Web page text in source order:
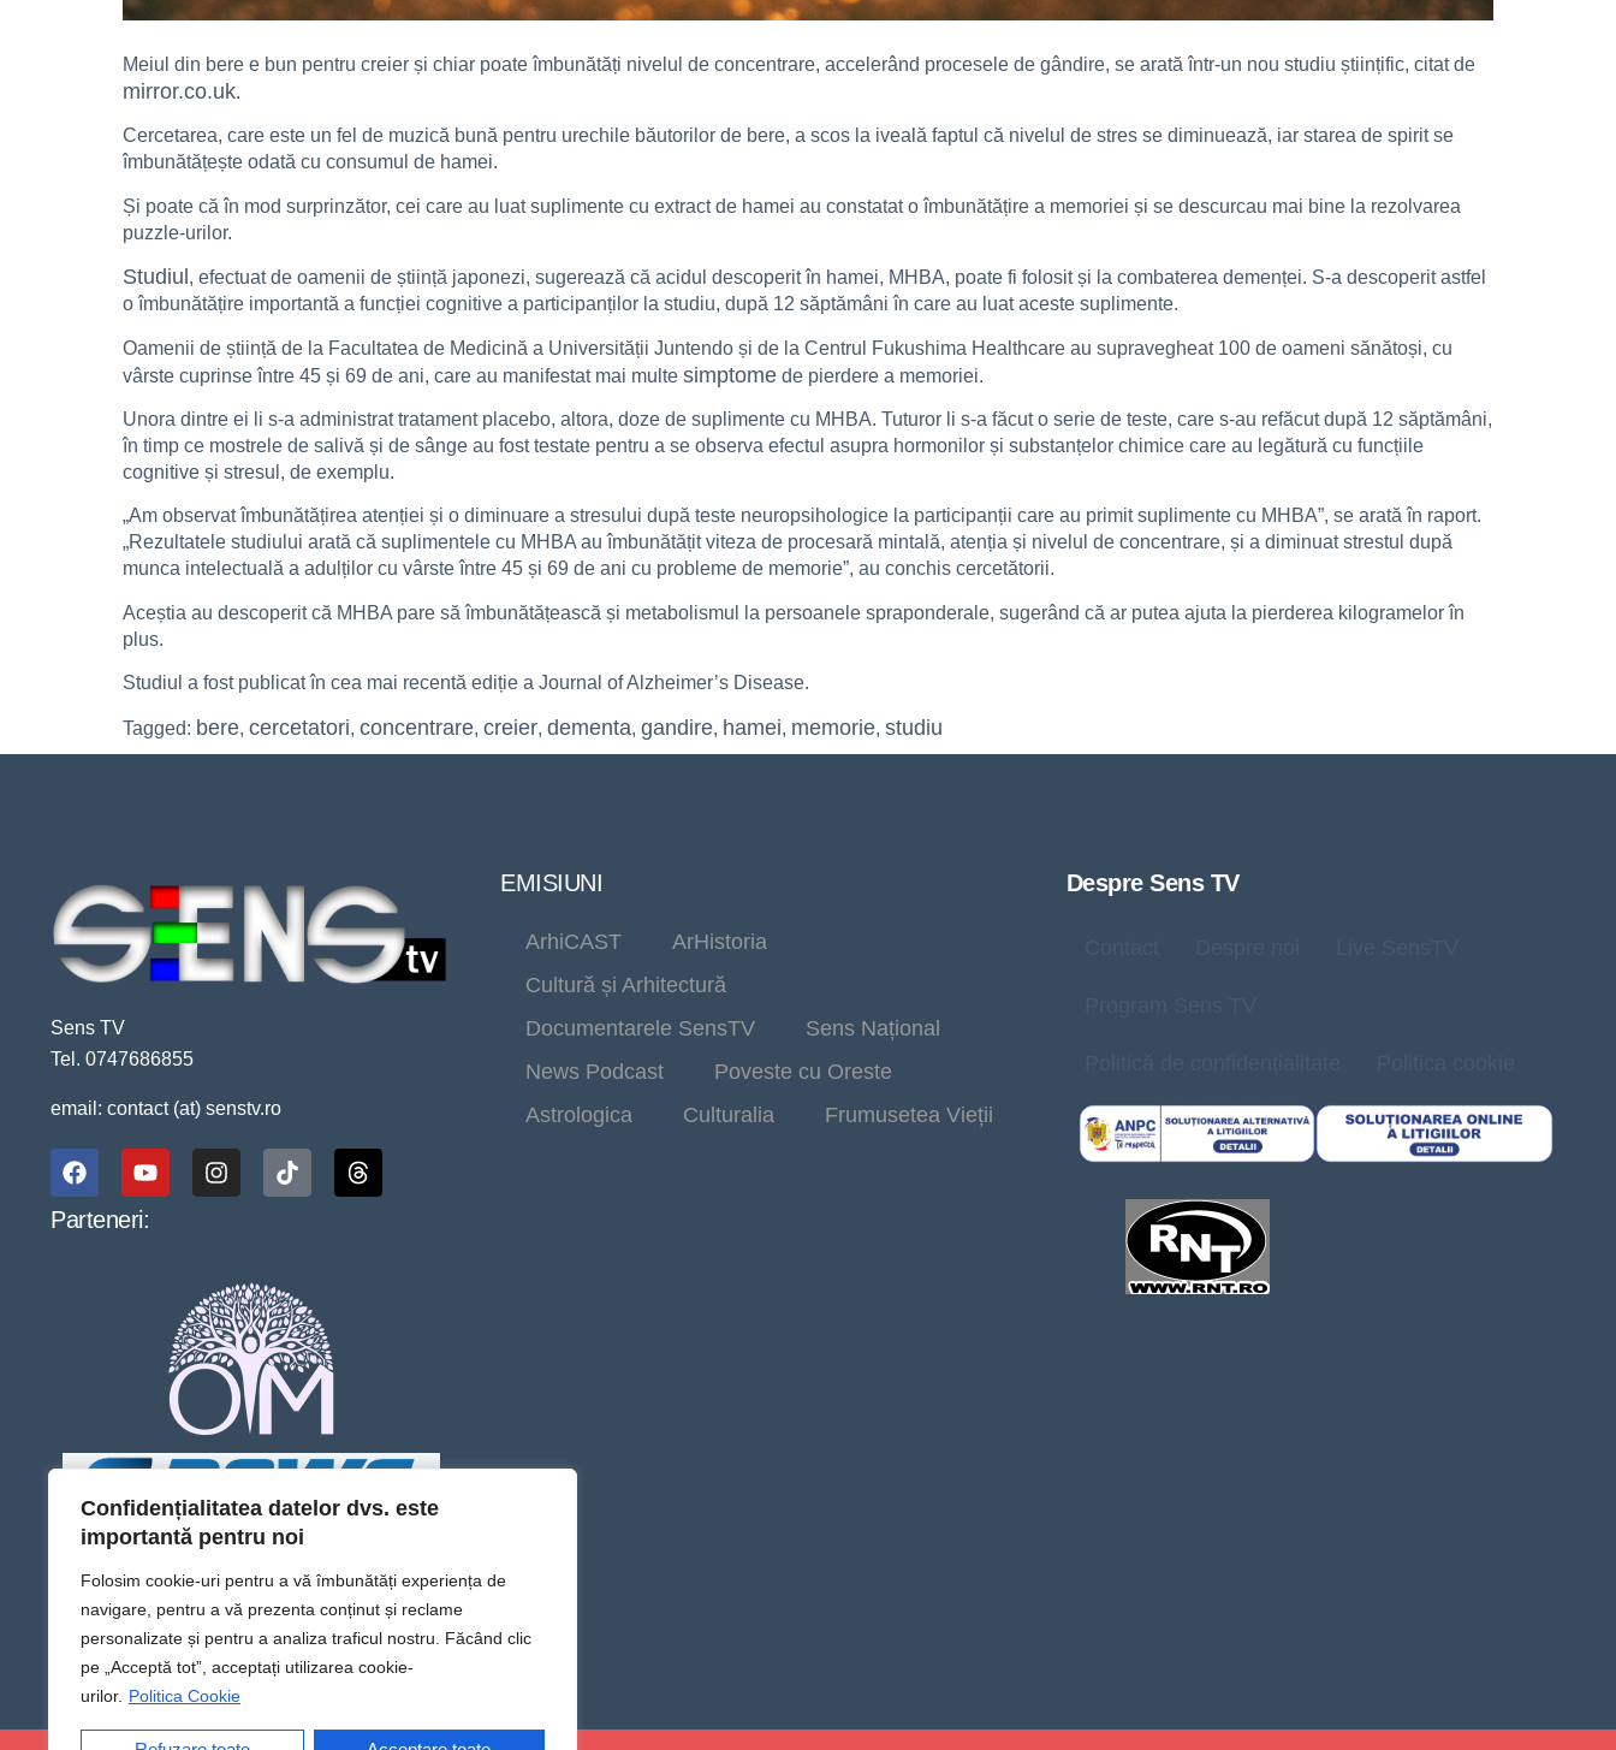
Confidențialitatea datelor dvs. este
importantă pentru noi
Folosim cookie-uri pentru a vă îmbunătăți experiența de
navigare, pentru a vă prezenta conținut și reclame
personalizate și pentru a analiza traficul nostru. Făcând clic
pe „Acceptă tot”, acceptați utilizarea cookie-
urilor. Politica Cookie
Meiul din bere e bun pentru creier și chiar poate îmbunătăți nivelul de concentrare, accelerând procesele de gândire, se arată într-un nou studiu științific, citat de
mirror.co.uk.
Cercetarea, care este un fel de muzică bună pentru urechile băutorilor de bere, a scos la iveală faptul că nivelul de stres se diminuează, iar starea de spirit se
îmbunătățește odată cu consumul de hamei.
Și poate că în mod surprinzător, cei care au luat suplimente cu extract de hamei au constatat o îmbunătățire a memoriei și se descurcau mai bine la rezolvarea
puzzle-urilor.
Studiul , efectuat de oamenii de știință japonezi, sugerează că acidul descoperit în hamei, MHBA, poate fi folosit și la combaterea demenței. S-a descoperit astfel
o îmbunătățire importantă a funcției cognitive a participanților la studiu, după 12 săptămâni în care au luat aceste suplimente.
Oamenii de știință de la Facultatea de Medicină a Universității Juntendo și de la Centrul Fukushima Healthcare au supravegheat 100 de oameni sănătoși, cu
vârste cuprinse între 45 și 69 de ani, care au manifestat mai multe simptome de pierdere a memoriei.
Unora dintre ei li s-a administrat tratament placebo, altora, doze de suplimente cu MHBA. Tuturor li s-a făcut o serie de teste, care s-au refăcut după 12 săptămâni,
în timp ce mostrele de salivă și de sânge au fost testate pentru a se observa efectul asupra hormonilor și substanțelor chimice care au legătură cu funcțiile
cognitive și stresul, de exemplu.
„Am observat îmbunătățirea atenției și o diminuare a stresului după teste neuropsihologice la participanții care au primit suplimente cu MHBA”, se arată în raport.
„Rezultatele studiului arată că suplimentele cu MHBA au îmbunătățit viteza de procesară mintală, atenția și nivelul de concentrare, și a diminuat strestul după
munca intelectuală a adulților cu vârste între 45 și 69 de ani cu probleme de memorie”, au conchis cercetătorii.
Aceștia au descoperit că MHBA pare să îmbunătățească și metabolismul la persoanele spraponderale, sugerând că ar putea ajuta la pierderea kilogramelor în
plus.
Studiul a fost publicat în cea mai recentă ediție a Journal of Alzheimer’s Disease.
Tagged: bere, cercetatori, concentrare, creier, dementa, gandire, hamei, memorie, studiu
Sens TV
Tel. 0747686855
email: contact (at) senstv.ro
Parteneri:
EMISIUNI
ArhiCAST
ArHistoria
Cultură și Arhitectură
Documentarele SensTV
Sens Național
News Podcast
Poveste cu Oreste
Astrologica
Culturalia Frumusetea Vieții
Despre Sens TV